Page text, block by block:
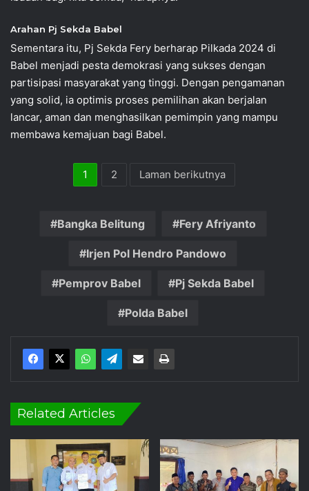
Arahan Pj Sekda Babel
Sementara itu, Pj Sekda Fery berharap Pilkada 2024 di
Babel menjadi pesta demokrasi yang sukses dengan
partisipasi masyarakat yang tinggi. Dengan pengamanan
yang solid, ia optimis proses pemilihan akan berjalan
lancar, aman dan menghasilkan pemimpin yang mampu
membawa kemajuan bagi Babel.
1 2 Laman berikutnya
Bangka Belitung Fery Afriyanto
Irjen Pol Hendro Pandowo
Pemprov Babel Pj Sekda Babel
Polda Babel
Related Articles